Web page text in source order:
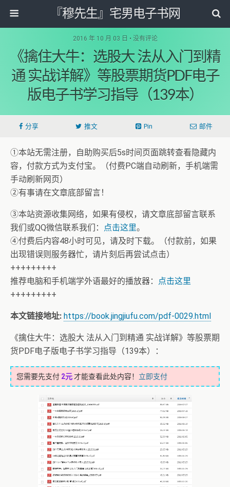
『穆先生』宅男电子书网
2016 年 10 月 03 日 • 没有评论
《擒住大牛：选股大 法从入门到精
通 实战详解》等股票期货PDF电子
版电子书学习指导（139本）
分享 推文 Pin 邮件
①本站无需注册，自助购买后5s时间页面跳转查看隐藏内
容，付款方式为支付宝。（付费PC端自动刷新，手机端需
手动刷新网页）
②有事请在文章底部留言！
③本站资源收集网络，如果有侵权，请文章底部留言联系
我们或QQ微信联系我们：
点击这里。
④付费后内容48小时可见，请及时下载。（付款前，如果
出现错误则服务器忙，请片刻后再尝试点击）
+++++++++
推荐电脑和手机端学外语最好的播放器：
点击这里
+++++++++
本文链接地址: https://book.jingjiufu.com/pdf-0029.html
《擒住大牛：选股大 法从入门到精通 实战详解》等股票期
货PDF电子版电子书学习指导（139本）：
您需要先支付 2元 才能查看此处内容！ 立即支付